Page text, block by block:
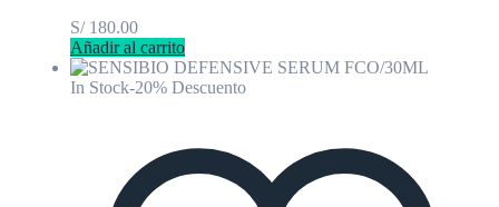
S/180.00
Añadir al carrito
In Stock-20% Descuento